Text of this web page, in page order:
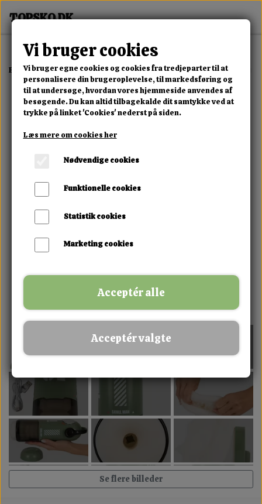
Forside Erotisk Kollektion Alle Produkter Rebel Men´s Gear
Se flere billeder
Vi bruger cookies
Vi bruger egne cookies og cookies fra tredjeparter til at
personalisere din brugeroplevelse, til markedsføring og
til at undersøge, hvordan vores hjemmeside anvendes af
besøgende. Du kan altid tilbagekalde dit samtykke ved at
trykke på linket 'Cookies' nederst på siden.
Læs mere om cookies her
Nødvendige cookies
Funktionelle cookies
Statistik cookies
Marketing cookies
Acceptér alle
Acceptér valgte